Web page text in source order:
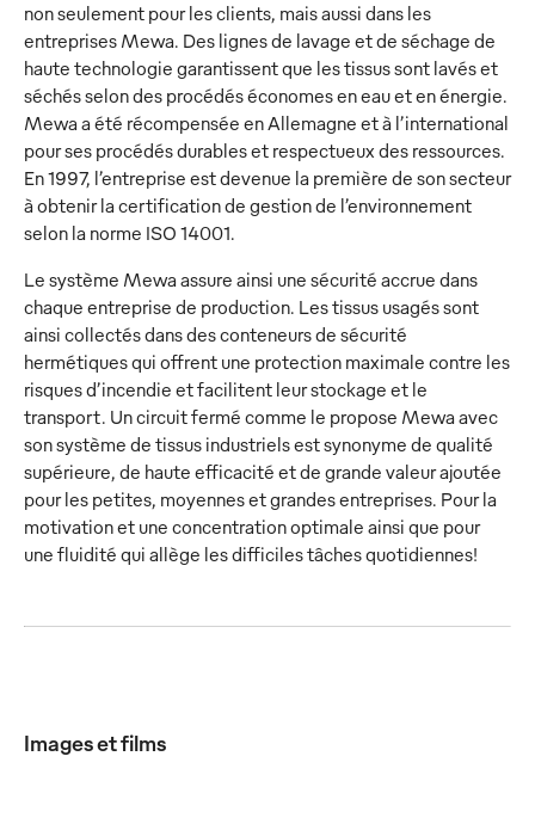
non seulement pour les clients, mais aussi dans les
entreprises Mewa. Des lignes de lavage et de séchage de
haute technologie garantissent que les tissus sont lavés et
séchés selon des procédés économes en eau et en énergie.
Mewa a été récompensée en Allemagne et à l’international
pour ses procédés durables et respectueux des ressources.
En 1997, l’entreprise est devenue la première de son secteur
à obtenir la certification de gestion de l’environnement
selon la norme ISO 14001.
Le système Mewa assure ainsi une sécurité accrue dans
chaque entreprise de production. Les tissus usagés sont
ainsi collectés dans des conteneurs de sécurité
hermétiques qui offrent une protection maximale contre les
risques d’incendie et facilitent leur stockage et le
transport. Un circuit fermé comme le propose Mewa avec
son système de tissus industriels est synonyme de qualité
supérieure, de haute efficacité et de grande valeur ajoutée
pour les petites, moyennes et grandes entreprises. Pour la
motivation et une concentration optimale ainsi que pour
une fluidité qui allège les difficiles tâches quotidiennes!
Images et films